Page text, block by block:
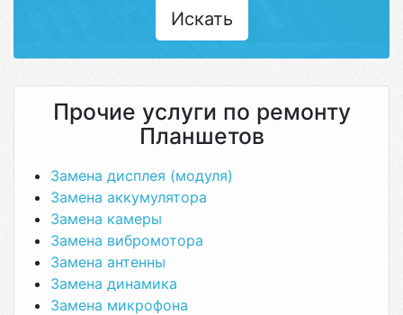
Искать
Прочие услуги по ремонту
Планшетов
Замена дисплея (модуля)
Замена аккумулятора
Замена камеры
Замена вибромотора
Замена антенны
Замена динамика
Замена микрофона